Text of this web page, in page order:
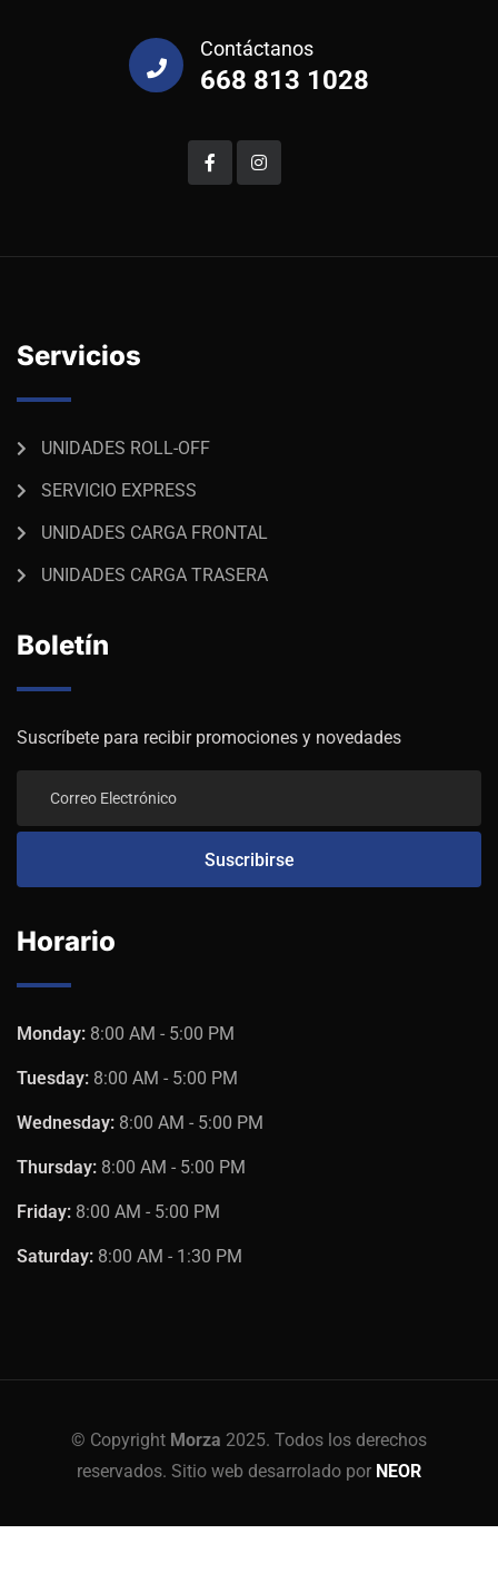
Contáctanos
668 813 1028
Servicios
UNIDADES ROLL-OFF
SERVICIO EXPRESS
UNIDADES CARGA FRONTAL
UNIDADES CARGA TRASERA
Boletín
Suscríbete para recibir promociones y novedades
Horario
Monday: 8:00 AM - 5:00 PM
Tuesday: 8:00 AM - 5:00 PM
Wednesday: 8:00 AM - 5:00 PM
Thursday: 8:00 AM - 5:00 PM
Friday: 8:00 AM - 5:00 PM
Saturday: 8:00 AM - 1:30 PM
© Copyright Morza 2025. Todos los derechos
reservados. Sitio web desarrolado por NEOR